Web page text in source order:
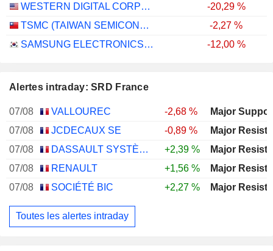
WESTERN DIGITAL CORPORATION
-20,29 %
TSMC (TAIWAN SEMICONDUCTOR MANUFACTURING COMPANY)
-2,27 %
SAMSUNG ELECTRONICS CO., LTD.
-12,00 %
Alertes intraday: SRD France
07/08 VALLOUREC
-2,68 %
07/08
JCDECAUX SE
-0,89 %
07/08
DASSAULT SYSTÈMES SE
+2,39 %
07/08
RENAULT
+1,56 %
07/08
SOCIÉTÉ BIC +2,27 %
Toutes les alertes intraday